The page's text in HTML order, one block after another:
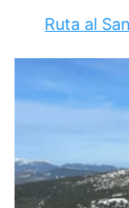
Ruta al